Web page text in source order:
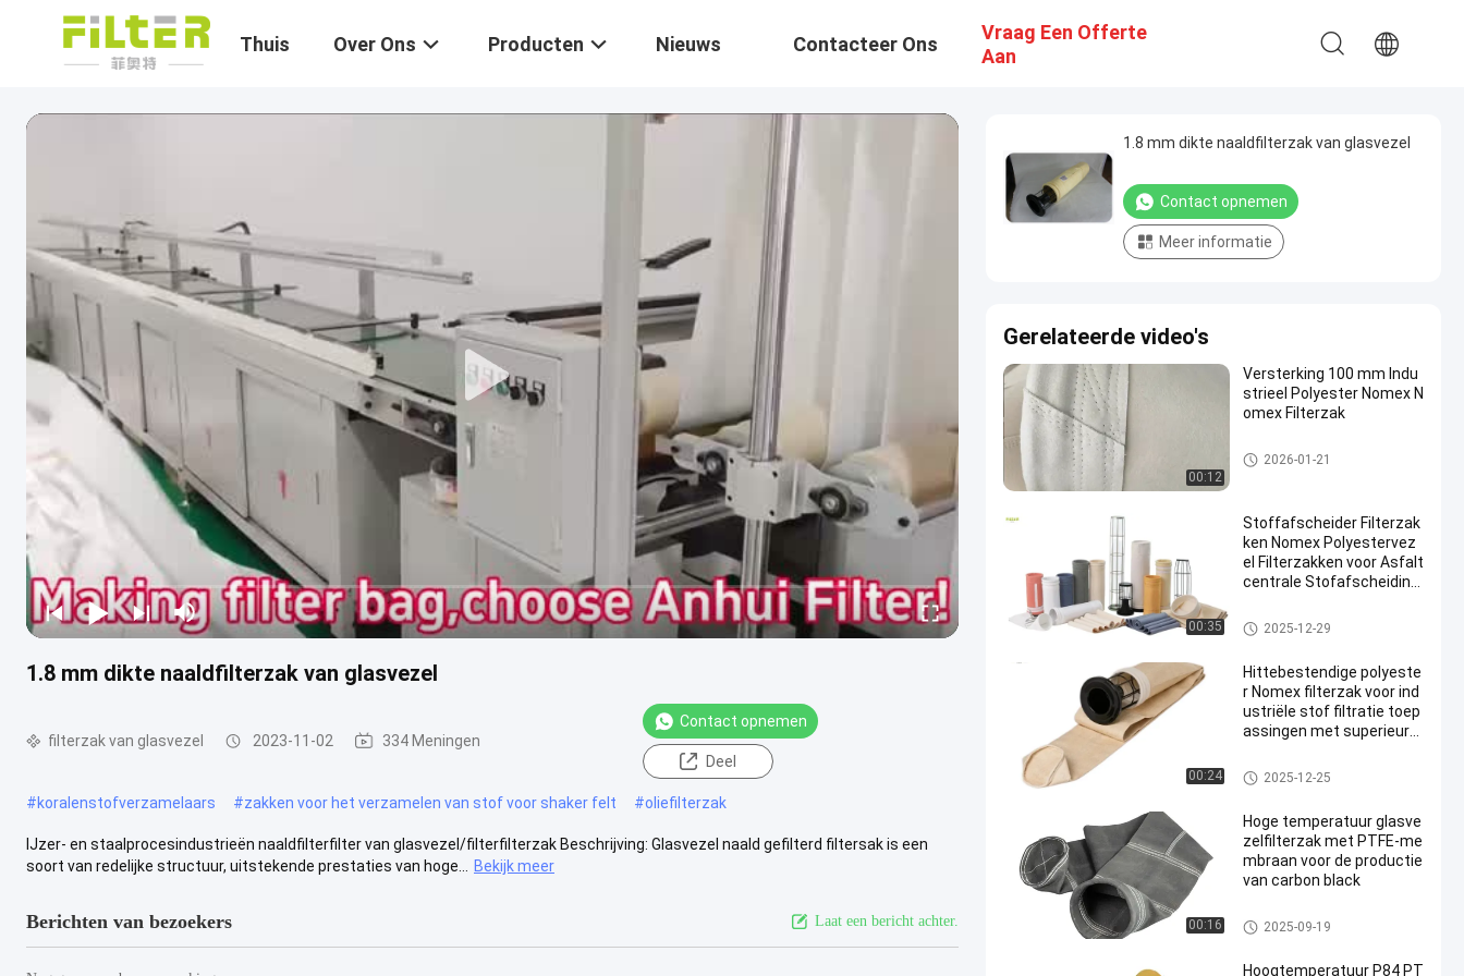
Thuis Over Ons Producten Nieuws Contacteer Ons
Vraag Een Offerte
Aan
1.8 mm dikte naaldfilterzak van glasvezel
filterzak van glasvezel 2023-11-02 334 Meningen
Contact opnemen
Deel
#koralenstofverzamelaars #zakken voor het verzamelen van stof voor shaker felt #oliefilterzak
IJzer- en staalprocesindustrieën naaldfilterfilter van glasvezel/filterfilterzak Beschrijving: Glasvezel naald gefilterd filtersak is een
soort van redelijke structuur, uitstekende prestaties van hoge...
Bekijk meer
Berichten van bezoekers Laat een bericht achter.
1.8 mm dikte naaldfilterzak van glasvezel
Contact opnemen
Meer informatie
Gerelateerde video's
00:12
Versterking 100 mm Indu
strieel Polyester Nomex N
omex Filterzak
hoogtemperatuurfilterzakken
2026-01-21
00:35
Stoffafscheider Filterzak
ken Nomex Polyestervez
el Filterzakken voor Asfalt
centrale Stofafscheiding
Hittebestendigheid
De zak van de polyesterfilter
2025-12-29
00:24
Hittebestendige polyeste
r Nomex filterzak voor ind
ustriële stof filtratie toep
assingen met superieure
oge temperatuurbestend
igheid
Stofopvangfilterzakken
2025-12-25
00:16
Hoge temperatuur glasve
zelfilterzak met PTFE-me
mbraan voor de productie
van carbon black
filterzak van glasvezel
2025-09-19
Hoogtemperatuur P84 PT